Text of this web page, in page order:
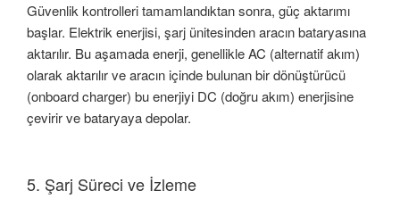
Güvenlik kontrolleri tamamlandıktan sonra, güç aktarımı
başlar. Elektrik enerjisi, şarj ünitesinden aracın bataryasına
aktarılır. Bu aşamada enerji, genellikle AC (alternatif akım)
olarak aktarılır ve aracın içinde bulunan bir dönüştürücü
(onboard charger) bu enerjiyi DC (doğru akım) enerjisine
çevirir ve bataryaya depolar.
5. Şarj Süreci ve İzleme